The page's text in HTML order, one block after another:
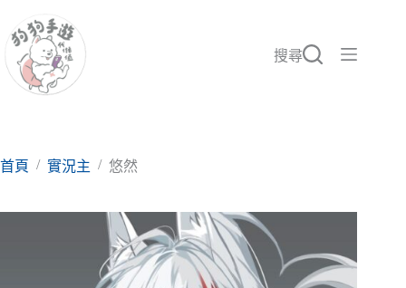
至
要
搜尋
首頁 / 實況主 / 悠然